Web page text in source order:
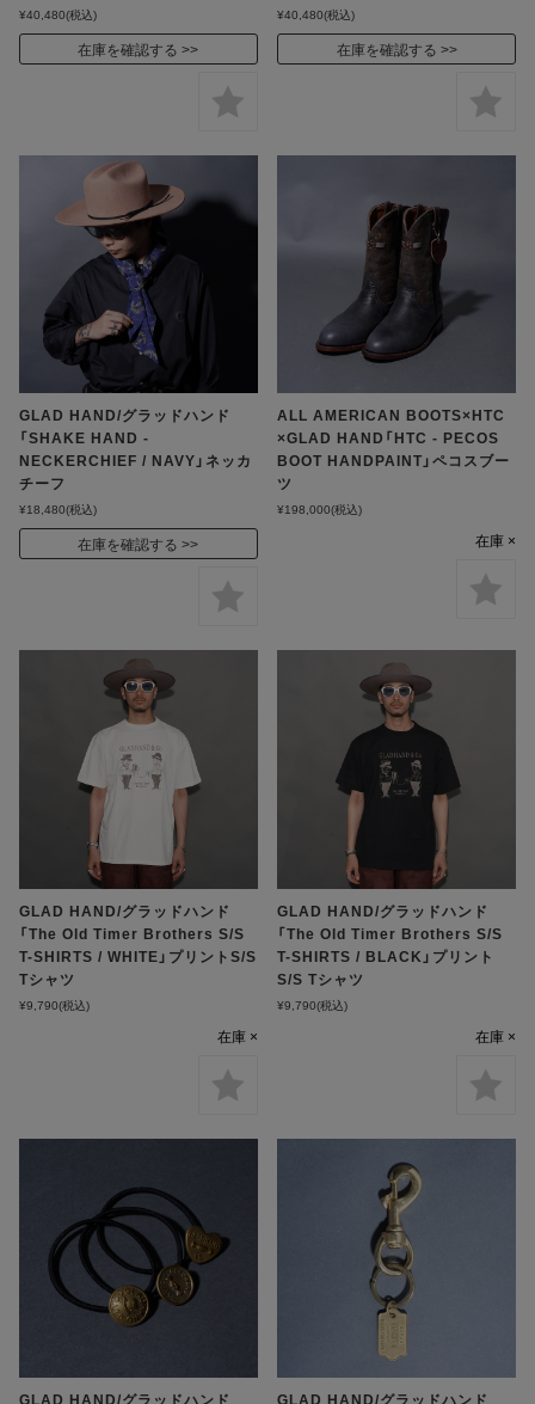
¥40,480(税込)
在庫を確認する
¥40,480(税込)
在庫を確認する
GLAD HAND/グラッドハンド
「SHAKE HAND -
NECKERCHIEF / NAVY」ネッカ
チーフ
¥18,480(税込)
在庫を確認する
ALL AMERICAN BOOTS×HTC
×GLAD HAND「HTC - PECOS
BOOT HANDPAINT」ペコスブー
ツ
¥198,000(税込)
在庫 ×
GLAD HAND/グラッドハンド
「The Old Timer Brothers S/S
T-SHIRTS / WHITE」プリントS/S
Tシャツ
¥9,790(税込)
在庫 ×
GLAD HAND/グラッドハンド
「The Old Timer Brothers S/S
T-SHIRTS / BLACK」プリント
S/S Tシャツ
¥9,790(税込)
在庫 ×
GLAD HAND/グラッドハンド
GLAD HAND/グラッドハンド